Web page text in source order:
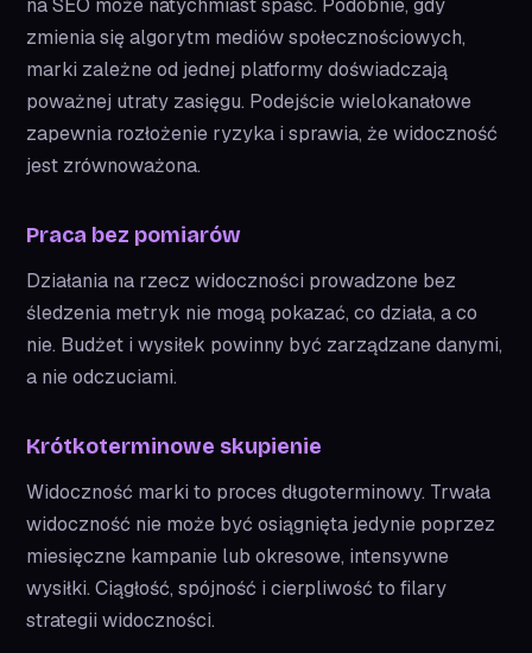
na SEO może natychmiast spaść. Podobnie, gdy
zmienia się algorytm mediów społecznościowych,
marki zależne od jednej platformy doświadczają
poważnej utraty zasięgu. Podejście wielokanałowe
zapewnia rozłożenie ryzyka i sprawia, że widoczność
jest zrównoważona.
Praca bez pomiarów
Działania na rzecz widoczności prowadzone bez
śledzenia metryk nie mogą pokazać, co działa, a co
nie. Budżet i wysiłek powinny być zarządzane danymi,
a nie odczuciami.
Krótkoterminowe skupienie
Widoczność marki to proces długoterminowy. Trwała
widoczność nie może być osiągnięta jedynie poprzez
miesięczne kampanie lub okresowe, intensywne
wysiłki. Ciągłość, spójność i cierpliwość to filary
strategii widoczności.